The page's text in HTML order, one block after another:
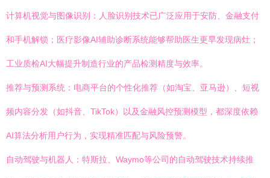
计算机视觉与图像识别：人脸识别技术已广泛应用于安防、金融支付
和手机解锁；医疗影像AI辅助诊断系统能够帮助医生更早发现病灶；
工业质检AI大幅提升制造行业的产品检测精度与效率。
推荐与预测系统：电商平台的个性化推荐（如淘宝、亚马逊）、短视
频内容分发（如抖音、TikTok）以及金融风控预测模型，都深度依赖
AI算法分析用户行为，实现精准匹配与风险预警。
自动驾驶与机器人：特斯拉、Waymo等公司的自动驾驶技术持续推